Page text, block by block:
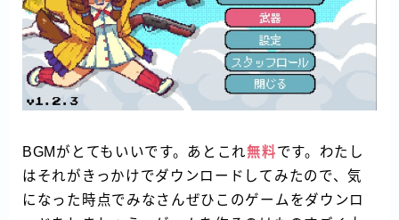
BGMがとてもいいです。あとこれ無料です。わたし
はそれがきっかけでダウンロードしてみたので、気
になった時点でみなさんぜひこのゲームをダウンロ